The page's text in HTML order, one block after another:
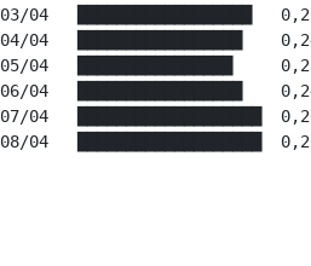
03/04   ██████████████████
04/04   █████████████████
05/04   ████████████████
06/04   █████████████████
07/04   ███████████████████
08/04   ███████████████████